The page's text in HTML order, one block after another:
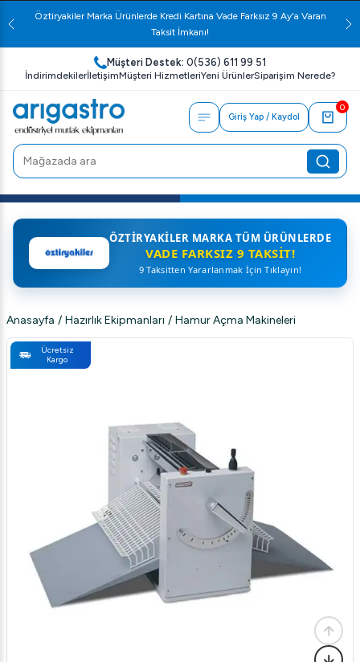
Öztiryakiler Marka Ürünlerde Kredi Kartına Vade Farksız 9 Ay'a Varan
Taksit İmkanı!
Müşteri Destek: 0(536) 611 99 51
İndirimdekilerİletişimMüşteri HizmetleriYeni ÜrünlerSiparişim Nerede?
Giriş Yap / Kaydol
0
ÖZTIRYAKILER MARKA TÜM ÜRÜNLERDE
VADE FARKSIZ 9 TAKSIT!
9 Taksitten Yararlanmak İçin Tıklayın!
Anasayfa / Hazırlık Ekipmanları / Hamur Açma Makineleri
Ücretsiz
Kargo